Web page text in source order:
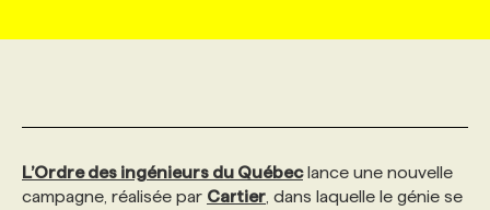
AFFAIRES DE L'INDUSTRIE
INITIATIVES NUMÉRIQUES
WEB & MÉDIAS SOCIAUX
MARKETING DURABLE
INFOLETTRE PUBLICITÉ
ANNONCEZ AVEC NOUS
CONSULTER LA CVTHÈQUE
PROFIL ENTREPRISE
VOIR LES OFFRES
PROFIL CANDIDAT
FAQ
ANNONCEZ AVEC NOUS
NOS FORMATIONS EN LIGNE
NOS PARCOURS DE FORMATIONS
CHASSE DE TÊTE
SERVICE DE CHASSE DE TÊTE
L’Ordre des ingénieurs du Québeclance une nouvelle
campagne, réalisée par Cartier , dans laquelle le génie se